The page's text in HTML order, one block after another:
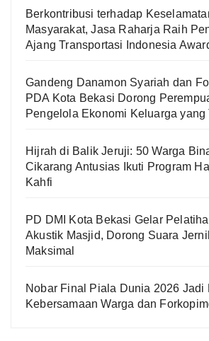
Berkontribusi terhadap
Masyarakat, Jasa Raharja Raih
Ajang Transportasi Indonesia
Gandeng Danamon Syariah dan
PDA Kota Bekasi Dorong
Pengelola Ekonomi Keluarga yang
Hijrah di Balik Jeruji: 50 Warga
Cikarang Antusias Ikuti Program
Kahfi
PD DMI Kota Bekasi Gelar
Akustik Masjid, Dorong Suara
Maksimal
Nobar Final Piala Dunia 2026 Jadi
Kebersamaan Warga dan